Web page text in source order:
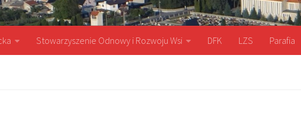
Stowarzyszenie Odnowy i Rozwoju Wsi DFK LZS Parafia